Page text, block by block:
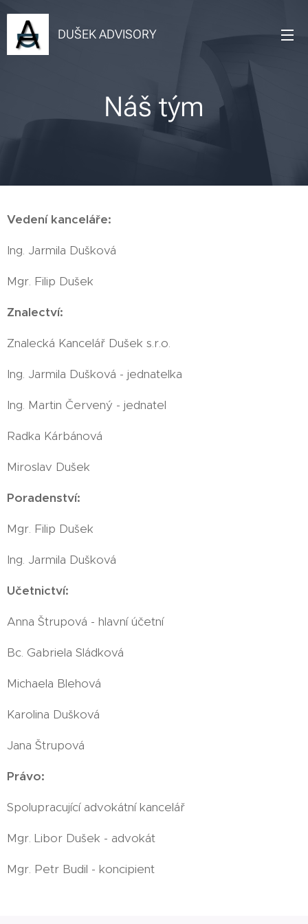
DUŠEK ADVISORY
Náš tým
Vedení kanceláře:
Ing. Jarmila Dušková
Mgr. Filip Dušek
Znalectví:
Znalecká Kancelář Dušek s.r.o.
Ing. Jarmila Dušková - jednatelka
Ing. Martin Červený - jednatel
Radka Kárbánová
Miroslav Dušek
Poradenství:
Mgr. Filip Dušek
Ing. Jarmila Dušková
Učetnictví:
Anna Štrupová - hlavní účetní
Bc. Gabriela Sládková
Michaela Blehová
Karolina Dušková
Jana Štrupová
Právo:
Spolupracující advokátní kancelář
Mgr. Libor Dušek - advokát
Mgr. Petr Budil - koncipient